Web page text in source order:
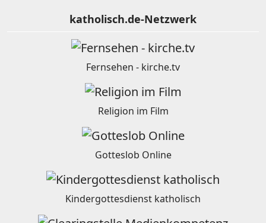
katholisch.de-Netzwerk
Fernsehen - kirche.tv
Religion im Film
Gotteslob Online
Kindergottesdienst katholisch